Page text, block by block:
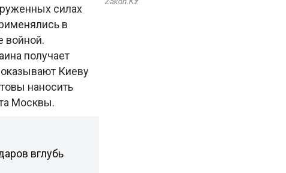
силах
в
войной.
получает
Киеву
наносить
Москвы.
вглубь